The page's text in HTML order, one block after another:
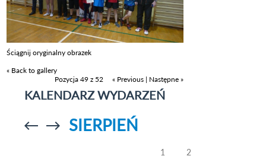
Ściągnij oryginalny obrazek
« Back to gallery
Pozycja 49 z 52
« Previous | Następne »
KALENDARZ WYDARZEŃ
Przejdź doPrzejdź do
SIERPIEŃ
1 2